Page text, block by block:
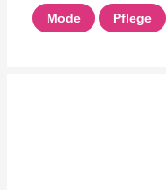
Mode Pflege